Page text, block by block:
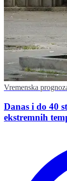
Vremenska
Danas i do 40
ekstremnih